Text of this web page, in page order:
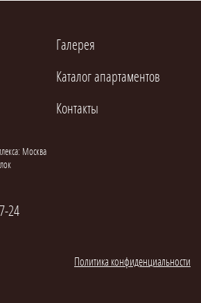
Галерея
Каталог апартаментов
Контакты
Политика конфиденциальности
Москва
24